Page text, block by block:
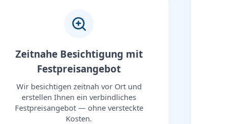
Zeitnahe Besichtigung mit
Festpreisangebot
Wir besichtigen zeitnah vor Ort und
erstellen Ihnen ein verbindliches
Festpreisangebot — ohne versteckte
Kosten.